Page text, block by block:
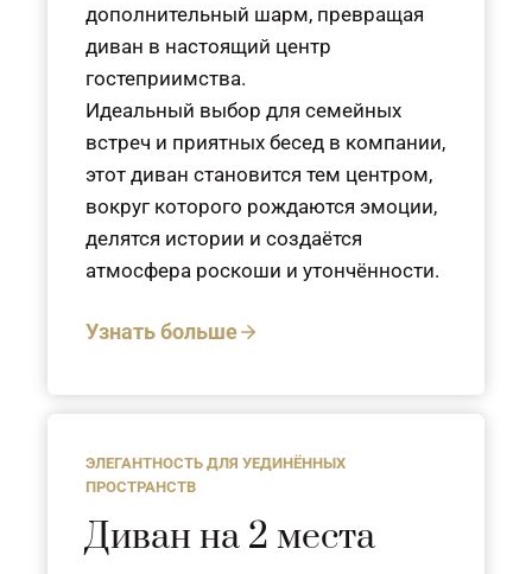
дополнительный шарм, превращая
диван в настоящий центр
гостеприимства.
Идеальный выбор для семейных
встреч и приятных бесед в компании,
этот диван становится тем центром,
вокруг которого рождаются эмоции,
делятся истории и создаётся
атмосфера роскоши и утончённости.
Узнать больше
ЭЛЕГАНТНОСТЬ ДЛЯ УЕДИНЁННЫХ
ПРОСТРАНСТВ
Диван на 2 места